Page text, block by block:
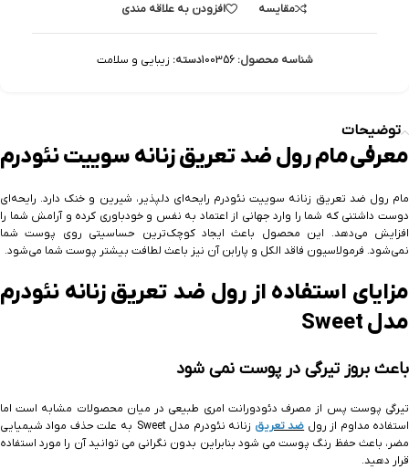
مقایسه افزودن به علاقه مندی
شناسه محصول:100356دسته: زیبایی و سلامت
توضیحات
معرفی مام رول ضد تعریق زنانه سوییت نئودرم
مام رول ضد تعریق زنانه سوییت نئودرم رایحه‌‌ای دلپذیر، شیرین و خنک دارد. رایحه‌ای
دوست داشتنی که شما را وارد جهانی از اعتماد به نفس و خودباوری کرده و آرامش شما را
افزایش می‌دهد. این محصول باعث ایجاد کوچک‌ترین حساسیتی روی پوست شما
نمی‌شود. فرمولاسیون فاقد الکل و پارابن آن نیز باعث لطافت بیشتر پوست شما می‌شود.
مزایای استفاده از رول ضد تعریق زنانه نئودرم
مدل Sweet
باعث بروز تیرگی در پوست نمی شود
تیرگی پوست پس از مصرف دئودورانت امری طبیعی در میان محصولات مشابه است اما
استفاده مداوم از رول ضد تعریق
زنانه نئودرم مدل Sweet به علت حذف مواد شیمیایی
مضر، باعث حفظ رنگ پوست می شود بنابراین بدون نگرانی می توانید آن را مورد استفاده
قرار دهید.